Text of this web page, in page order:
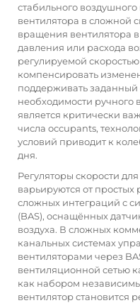
стабильного воздушного
вентилятора в сложной
вращения вентилятора
давления или расхода
регулируемой
компенсировать
поддерживать заданный
необходимости ручного
является критически
числа occupants,
условий приводит к
дня.
Регуляторы скорости
варьируются от
сложных интеграций с
(BAS), оснащённых
воздуха. В сложных
канальных системах
вентиляторами через
вентиляционной сетью
как набором
вентилятор становится